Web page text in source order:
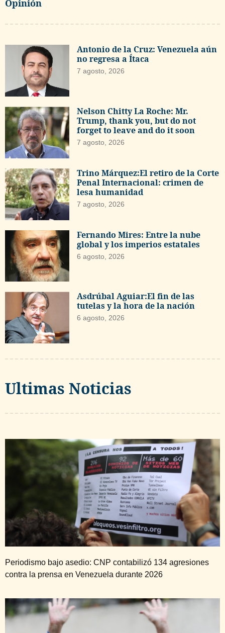
Opinión
Antonio de la Cruz: Venezuela aún
no regresa a Ítaca
7 agosto, 2026
Nelson Chitty La Roche: Mr.
Trump, thank you, but do not
forget to leave and do it soon
7 agosto, 2026
Trino Márquez:El retiro de la Corte
Penal Internacional: crimen de
lesa humanidad
7 agosto, 2026
Fernando Mires: Entre la nube
global y los imperios estatales
6 agosto, 2026
Asdrúbal Aguiar:El fin de las
tutelas y la hora de la nación
6 agosto, 2026
Ultimas Noticias
Periodismo bajo asedio: CNP contabilizó 134 agresiones
contra la prensa en Venezuela durante 2026